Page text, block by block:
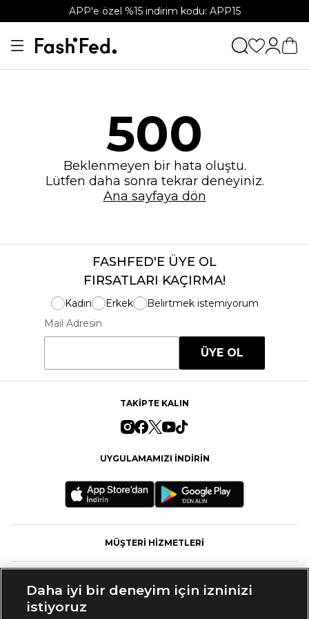
APP'e özel %15 indirim kodu: APP15
500
Beklenmeyen bir hata oluştu.
Lütfen daha sonra tekrar deneyiniz.
Ana sayfaya dön
FASHFED'E ÜYE OL
FIRSATLARI KAÇIRMA!
Kadın Erkek
Belirtmek istemiyorum
Mail Adresin
ÜYE OL
TAKİPTE KALIN
UYGULAMAMIZI İNDİRİN
MÜŞTERİ HİZMETLERİ
Daha iyi bir deneyim için izninizi
istiyoruz